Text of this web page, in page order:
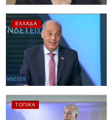
ΕΛΛΆΔΑ
ΤΟΠΙΚΆ